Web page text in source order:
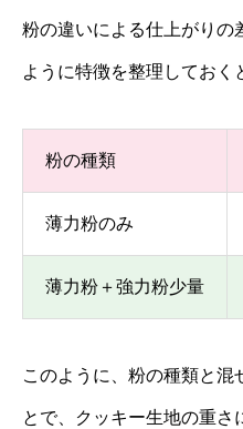
粉の違いによる仕上がりの
ように特徴を整理しておく
粉の種類
薄力粉のみ
薄力粉＋強力粉少量
このように、粉の種類と混
とで、クッキー生地の重さ